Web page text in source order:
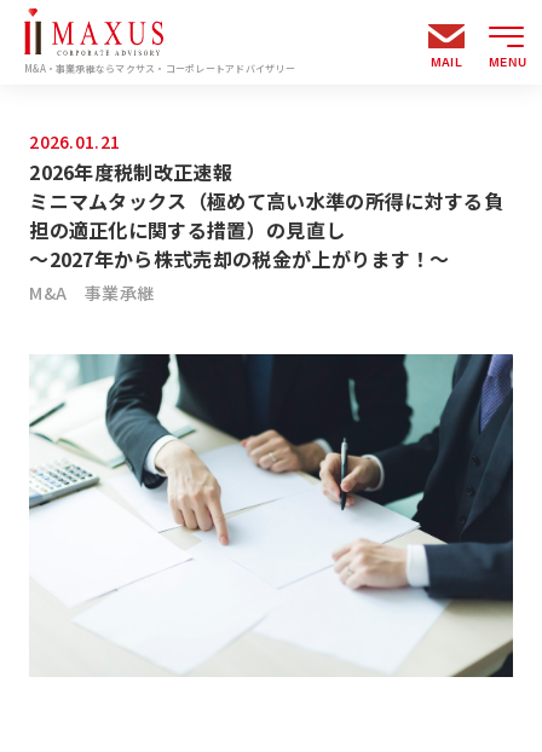
M&A・事業承継ならマクサス・コーポレートアドバイザリー MAIL MENU
2026.01.21
2026年度税制改正速報
ミニマムタックス（極めて高い水準の所得に対する負
担の適正化に関する措置）の見直し
～2027年から株式売却の税金が上がります！～
M&A 事業承継